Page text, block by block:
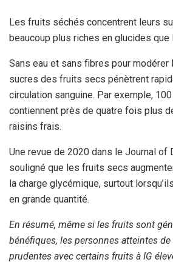
Les fruits séchés concentrent leurs
beaucoup plus riches en glucides
Sans eau et sans fibres pour modérer
sucres des fruits secs pénètrent
circulation sanguine. Par exemple,
contiennent près de quatre fois plus
raisins frais.
Une revue de 2020 dans le Journal of
souligné que les fruits secs
la charge glycémique, surtout
en grande quantité.
En résumé, même si les fruits sont
bénéfiques, les personnes atteintes
prudentes avec certains fruits à IG